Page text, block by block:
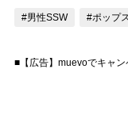
#男性シンガー
#男性SSW #ポップ
■【広告】muevoでキャ